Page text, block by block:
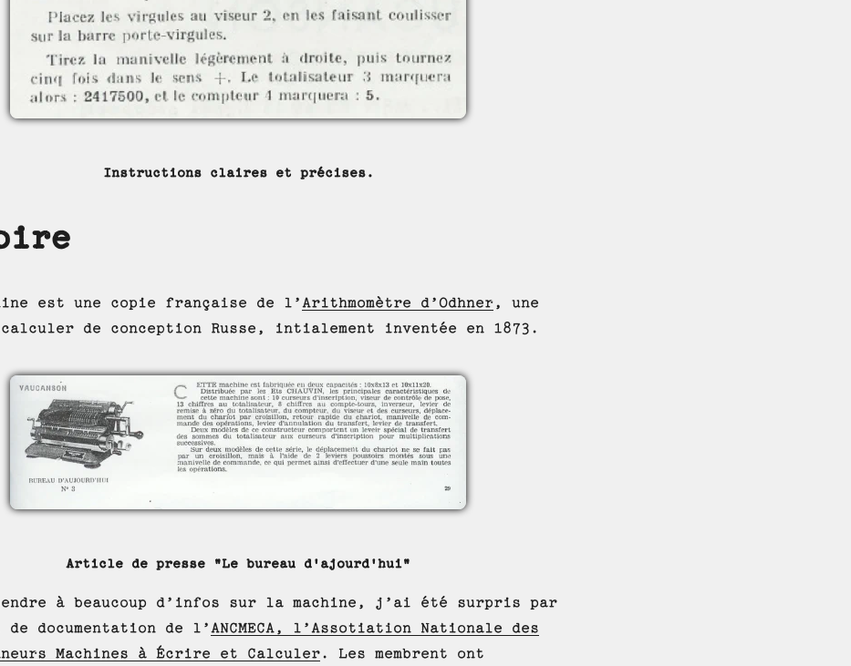
Instructions claires et précises.
est une copie française de l’ Arithmomètre d’Odhner , une
calculer de conception Russe, intialement inventée en 1873.
Article de presse "Le bureau d'ajourd'hui"
à beaucoup d’infos sur la machine, j’ai été surpris par
documentation de l’ ANCMECA, l’Assotiation Nationale des
Machines à Écrire et Calculer . Les membrent ont